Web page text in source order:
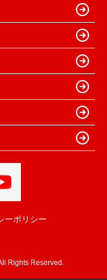
ーポリシー
Rights Reserved.